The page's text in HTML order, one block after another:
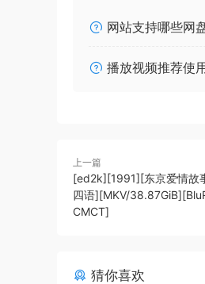
网站支持哪些网
播放视频推荐使
上一篇
[ed2k][1991][东京爱情故
四语][MKV/
CMCT]
猜你喜欢